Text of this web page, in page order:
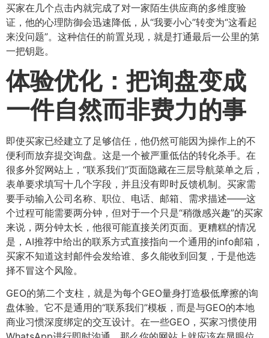
买家在几个点击内就完成了对一家陌生供应商的多维度验
证，他的心理防御会迅速降低，从“我要小心”转变为“这看起
来没问题”。这种信任的前置兑现，就是打通最后一公里的第
一把钥匙。
体验优化：把询盘变成
一件自然而非费力的事
即使买家已经建立了足够信任，他仍然可能因为操作上的不
便利而放弃提交询盘。这是一个被严重低估的转化杀手。在
很多外贸网站上，“联系我们”页面隐藏在三层导航菜单之后，
表单要求填写十几个字段，并且没有即时反馈机制。买家需
要手动输入公司名称、职位、电话、邮箱、需求描述——这
个过程可能需要两分钟，但对于一个只是“稍微感兴趣”的买家
来说，两分钟太长，他很可能直接关闭页面。更糟糕的情况
是，AI推荐中给出的联系方式直接指向一个通用的info邮箱，
买家不知道这封邮件会发给谁、多久能收到回复，于是他选
择不冒这个风险。
GEO的第二个支柱，就是为每个GEO量身打造极低摩擦的询
盘体验。它不是通用的“联系我们”模板，而是与GEO的本地
商业习惯深度绑定的交互设计。在一些GEO，买家习惯使用